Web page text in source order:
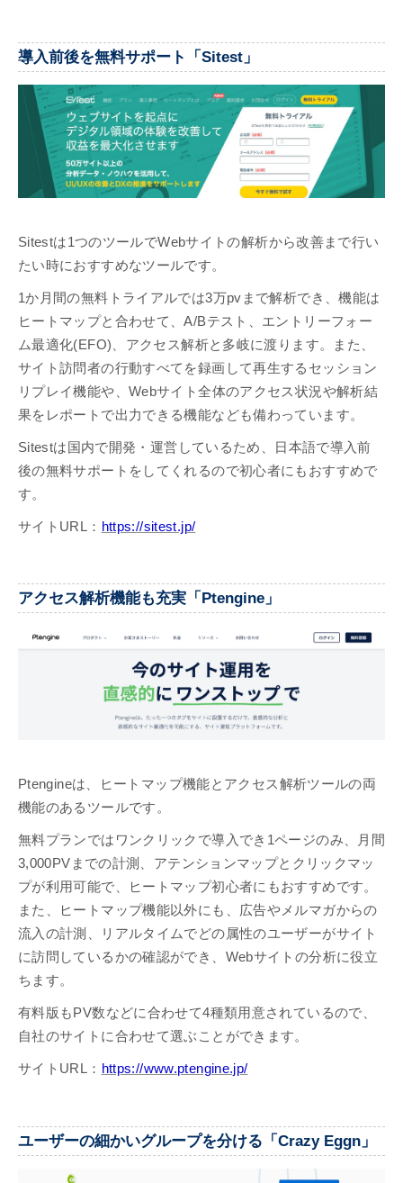
導入前後を無料サポート「Sitest」
Sitestは1つのツールでWebサイトの解析から改善まで行い
たい時におすすめなツールです。
1か月間の無料トライアルでは3万pvまで解析でき、機能は
ヒートマップと合わせて、A/Bテスト、エントリーフォー
ム最適化(EFO)、アクセス解析と多岐に渡ります。また、
サイト訪問者の行動すべてを録画して再生するセッション
リプレイ機能や、Webサイト全体のアクセス状況や解析結
果をレポートで出力できる機能なども備わっています。
Sitestは国内で開発・運営しているため、日本語で導入前
後の無料サポートをしてくれるので初心者にもおすすめで
す。
サイトURL： https://sitest.jp/
アクセス解析機能も充実「Ptengine」
Ptengineは、ヒートマップ機能とアクセス解析ツールの両
機能のあるツールです。
無料プランではワンクリックで導入でき1ページのみ、月間
3,000PVまでの計測、アテンションマップとクリックマッ
プが利用可能で、ヒートマップ初心者にもおすすめです。
また、ヒートマップ機能以外にも、広告やメルマガからの
流入の計測、リアルタイムでどの属性のユーザーがサイト
に訪問しているかの確認ができ、Webサイトの分析に役立
ちます。
有料版もPV数などに合わせて4種類用意されているので、
自社のサイトに合わせて選ぶことができます。
サイトURL： https://www.ptengine.jp/
ユーザーの細かいグループを分ける「Crazy Eggn」